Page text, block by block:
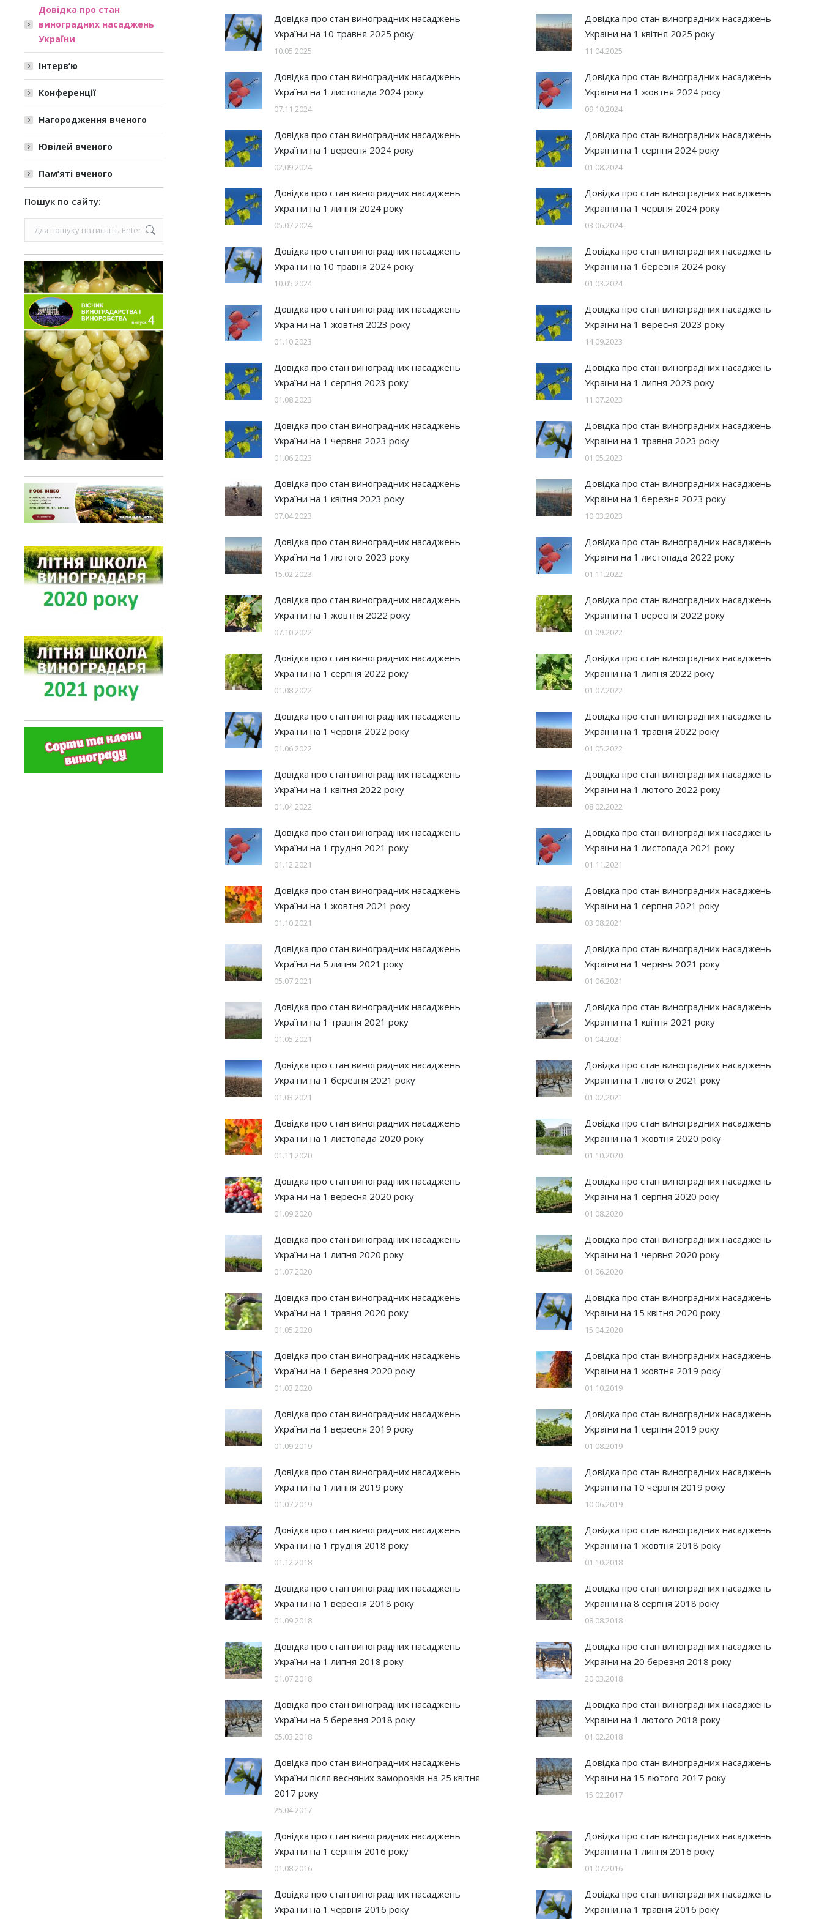
Довідка про стан виноградних насаджень
України на 10 травня 2025 року
10.05.2025
Довідка про стан виноградних насаджень
України на 1 квітня 2025 року
11.04.2025
Довідка про стан виноградних насаджень
України на 1 листопада 2024 року
07.11.2024
Довідка про стан виноградних насаджень
України на 1 жовтня 2024 року
09.10.2024
Довідка про стан виноградних насаджень
України на 1 вересня 2024 року
02.09.2024
Довідка про стан виноградних насаджень
України на 1 серпня 2024 року
01.08.2024
Довідка про стан виноградних насаджень
України на 1 липня 2024 року
05.07.2024
Довідка про стан виноградних насаджень
України на 1 червня 2024 року
03.06.2024
Довідка про стан виноградних насаджень
України на 10 травня 2024 року
10.05.2024
Довідка про стан виноградних насаджень
України на 1 березня 2024 року
01.03.2024
Довідка про стан виноградних насаджень
України на 1 жовтня 2023 року
01.10.2023
Довідка про стан виноградних насаджень
України на 1 вересня 2023 року
14.09.2023
Довідка про стан виноградних насаджень
України на 1 серпня 2023 року
01.08.2023
Довідка про стан виноградних насаджень
України на 1 липня 2023 року
11.07.2023
Довідка про стан виноградних насаджень
України на 1 червня 2023 року
01.06.2023
Довідка про стан виноградних насаджень
України на 1 травня 2023 року
01.05.2023
Довідка про стан виноградних насаджень
України на 1 квітня 2023 року
07.04.2023
Довідка про стан виноградних насаджень
України на 1 березня 2023 року
10.03.2023
Довідка про стан виноградних насаджень
України на 1 лютого 2023 року
15.02.2023
Довідка про стан виноградних насаджень
України на 1 листопада 2022 року
01.11.2022
Довідка про стан виноградних насаджень
України на 1 жовтня 2022 року
07.10.2022
Довідка про стан виноградних насаджень
України на 1 вересня 2022 року
01.09.2022
Довідка про стан виноградних насаджень
України на 1 серпня 2022 року
01.08.2022
Довідка про стан виноградних насаджень
України на 1 липня 2022 року
01.07.2022
Довідка про стан виноградних насаджень
України на 1 червня 2022 року
01.06.2022
Довідка про стан виноградних насаджень
України на 1 травня 2022 року
01.05.2022
Довідка про стан виноградних насаджень
України на 1 квітня 2022 року
01.04.2022
Довідка про стан виноградних насаджень
України на 1 лютого 2022 року
08.02.2022
Довідка про стан виноградних насаджень
України на 1 грудня 2021 року
01.12.2021
Довідка про стан виноградних насаджень
України на 1 листопада 2021 року
01.11.2021
Довідка про стан виноградних насаджень
України на 1 жовтня 2021 року
01.10.2021
Довідка про стан виноградних насаджень
України на 1 серпня 2021 року
03.08.2021
Довідка про стан виноградних насаджень
України на 5 липня 2021 року
05.07.2021
Довідка про стан виноградних насаджень
України на 1 червня 2021 року
01.06.2021
Довідка про стан виноградних насаджень
України на 1 травня 2021 року
01.05.2021
Довідка про стан виноградних насаджень
України на 1 квітня 2021 року
01.04.2021
Довідка про стан виноградних насаджень
України на 1 березня 2021 року
01.03.2021
Довідка про стан виноградних насаджень
України на 1 лютого 2021 року
01.02.2021
Довідка про стан виноградних насаджень
України на 1 листопада 2020 року
01.11.2020
Довідка про стан виноградних насаджень
України на 1 жовтня 2020 року
01.10.2020
Довідка про стан виноградних насаджень
України на 1 вересня 2020 року
01.09.2020
Довідка про стан виноградних насаджень
України на 1 серпня 2020 року
01.08.2020
Довідка про стан виноградних насаджень
України на 1 липня 2020 року
01.07.2020
Довідка про стан виноградних насаджень
України на 1 червня 2020 року
01.06.2020
Довідка про стан виноградних насаджень
України на 1 травня 2020 року
01.05.2020
Довідка про стан виноградних насаджень
України на 15 квітня 2020 року
15.04.2020
Довідка про стан виноградних насаджень
України на 1 березня 2020 року
01.03.2020
Довідка про стан виноградних насаджень
України на 1 жовтня 2019 року
01.10.2019
Довідка про стан виноградних насаджень
України на 1 вересня 2019 року
01.09.2019
Довідка про стан виноградних насаджень
України на 1 серпня 2019 року
01.08.2019
Довідка про стан виноградних насаджень
України на 1 липня 2019 року
01.07.2019
Довідка про стан виноградних насаджень
України на 10 червня 2019 року
10.06.2019
Довідка про стан виноградних насаджень
України на 1 грудня 2018 року
01.12.2018
Довідка про стан виноградних насаджень
України на 1 жовтня 2018 року
01.10.2018
Довідка про стан виноградних насаджень
України на 1 вересня 2018 року
01.09.2018
Довідка про стан виноградних насаджень
України на 8 серпня 2018 року
08.08.2018
Довідка про стан виноградних насаджень
України на 1 липня 2018 року
01.07.2018
Довідка про стан виноградних насаджень
України на 20 березня 2018 року
20.03.2018
Довідка про стан виноградних насаджень
України на 5 березня 2018 року
05.03.2018
Довідка про стан виноградних насаджень
України на 1 лютого 2018 року
01.02.2018
Довідка про стан виноградних насаджень
України після весняних заморозків на 25 квітня
2017 року
25.04.2017
Довідка про стан виноградних насаджень
України на 15 лютого 2017 року
15.02.2017
Довідка про стан виноградних насаджень
України на 1 серпня 2016 року
01.08.2016
Довідка про стан виноградних насаджень
України на 1 липня 2016 року
01.07.2016
Довідка про стан виноградних насаджень
України на 1 червня 2016 року
Довідка про стан виноградних насаджень
України на 1 травня 2016 року
Довідка про стан
виноградних насаджень
України
Інтерв’ю
Конференції
Нагородження вченого
Ювілей вченого
Пам’яті вченого
Пошук по сайту:
Search: